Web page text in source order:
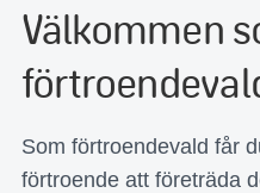
Välkommen
Som förtroendevald får
förtroende att företräda